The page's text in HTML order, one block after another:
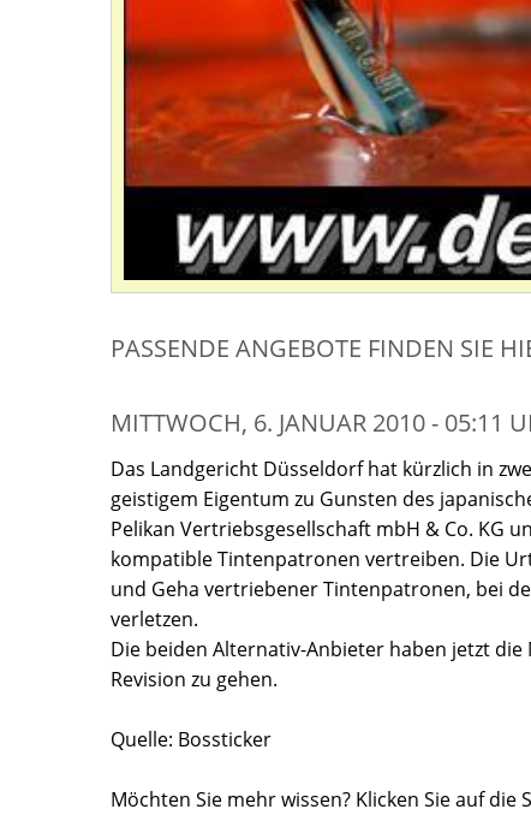
PASSENDE ANGEBOTE FINDEN SIE
MITTWOCH, 6. JANUAR 2010 - 05:11
Das Landgericht Düsseldorf hat kürzlich in
geistigem Eigentum zu Gunsten des
Pelikan Vertriebsgesellschaft mbH & Co. KG
kompatible Tintenpatronen vertreiben. Die
und Geha vertriebener Tintenpatronen, bei
verletzen.
Die beiden Alternativ-Anbieter haben jetzt
Revision zu gehen.
Quelle: Bossticker
Möchten Sie mehr wissen? Klicken Sie auf